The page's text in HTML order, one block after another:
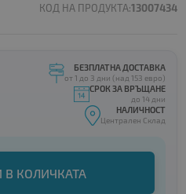
КОД НА ПРОДУКТА:13007434
БЕЗПЛАТНА ДОСТАВКА
от 1 до 3 дни (над 153 евро)
СРОК ЗА ВРЪЩАНЕ
до 14 дни
НАЛИЧНОСТ
Централен Склад
КОЛИЧКАТА